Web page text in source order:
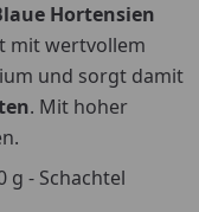
Hortensien
mit wertvollem
und sorgt damit
. Mit hoher
g - Schachtel